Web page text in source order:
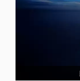
Mesi di partenza